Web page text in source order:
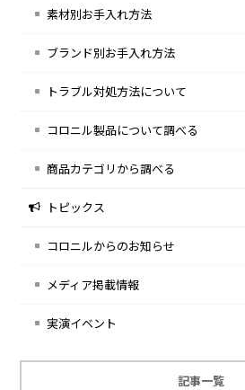
素材別お手入れ方法
ブランド別お手入れ方法
トラブル対処方法について
コロニル製品について調べる
商品カテゴリから調べる
トピックス
コロニルからのお知らせ
メディア掲載情報
実演イベント
記事一覧